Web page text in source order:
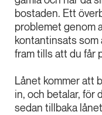
bostaden. Ett
problemet genom
kontantinsats som
fram tills att du får
Lånet kommer att
in, och betalar, för
sedan tillbaka